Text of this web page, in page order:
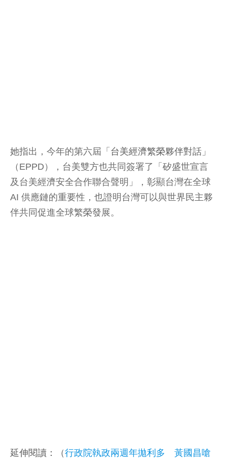
她指出，今年的第六屆「 台美經濟繁榮夥伴對話 」
（EPPD），台美雙方也共同簽署了「矽盛世宣言
及台美經濟安全合作聯合聲明」，彰顯台灣在全球
AI 供應鏈的重要性，也證明台灣可以與世界民主夥
伴共同促進全球繁榮發展。
延伸閱讀：（行政院執政兩週年拋利多 黃國昌嗆